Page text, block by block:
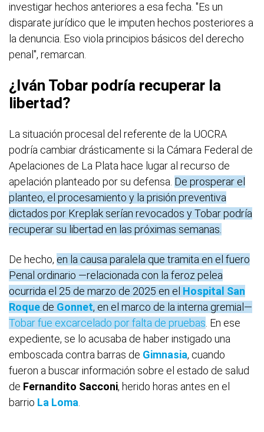
investigar hechos anteriores a esa fecha. "Es un
disparate jurídico que le imputen hechos posteriores a
la denuncia. Eso viola principios básicos del derecho
penal", remarcan.
¿Iván Tobar podría recuperar la
libertad?
La situación procesal del referente de la UOCRA
podría cambiar drásticamente si la Cámara Federal de
Apelaciones de La Plata hace lugar al recurso de
apelación planteado por su defensa. De prosperar el
planteo, el procesamiento y la prisión preventiva
dictados por Kreplak serían revocados y Tobar podría
recuperar su libertad en las próximas semanas.
De hecho, en la causa paralela que tramita en el fuero
Penal ordinario —relacionada con la feroz pelea
ocurrida el 25 de marzo de 2025 en el Hospital San
Roque de Gonnet, en el marco de la interna gremial—
Tobar fue excarcelado por falta de pruebas . En ese
expediente, se lo acusaba de haber instigado una
emboscada contra barras de Gimnasia, cuando
fueron a buscar información sobre el estado de salud
de Fernandito Sacconi, herido horas antes en el
barrio La Loma